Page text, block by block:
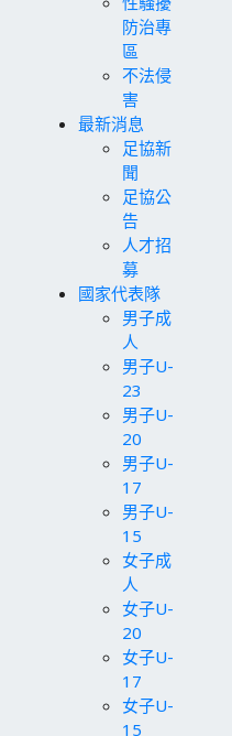
防治專
區
不法侵
害
最新消息
足協新
聞
足協公
告
人才招
募
國家代表隊
男子成
人
男子U-
23
男子U-
20
男子U-
17
男子U-
15
女子成
人
女子U-
20
女子U-
17
女子U-
15